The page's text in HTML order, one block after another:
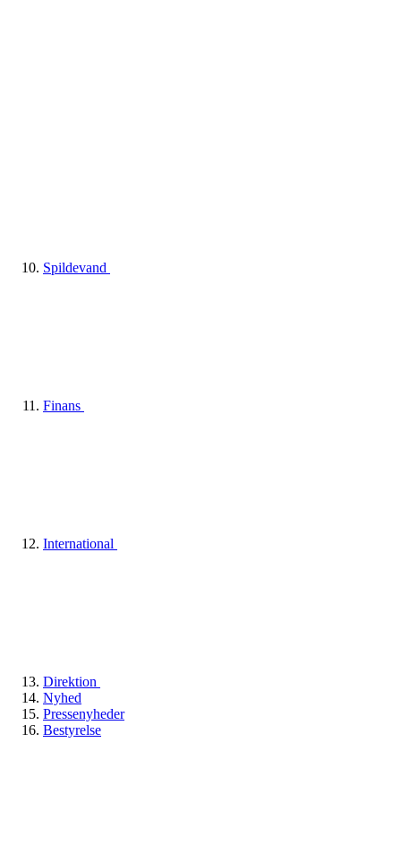
Spildevand
Finans
International
Direktion
Nyhed
Pressenyheder
Bestyrelse